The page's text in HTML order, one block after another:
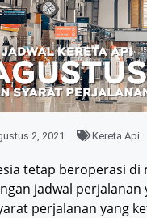
2, 2021 Kereta Api
tetap beroperasi di
jadwal perjalanan
perjalanan yang